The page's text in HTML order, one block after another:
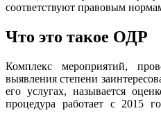
соответствуют правовым
Что это такое ОДР
Комплекс мероприятий,
выявления степени
его услугах, называется
процедура работает с 2015